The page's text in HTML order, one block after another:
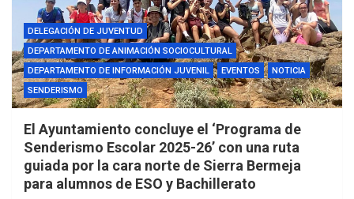
DELEGACIÓN DE JUVENTUD
DEPARTAMENTO DE ANIMACIÓN SOCIOCULTURAL
DEPARTAMENTO DE INFORMACIÓN JUVENIL
EVENTOS
NOTICIA
SENDERISMO
El Ayuntamiento concluye el ‘Programa de
Senderismo Escolar 2025-26’ con una ruta
guiada por la cara norte de Sierra Bermeja
para alumnos de ESO y Bachillerato